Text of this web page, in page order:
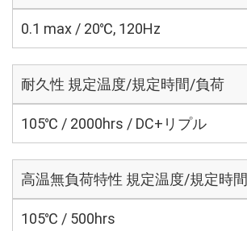
0.1 max / 20℃, 120Hz
耐久性 規定温度/規定時間/負荷
105℃ / 2000hrs / DC+リプル
高温無負荷特性 規定温度/規定時間
105℃ / 500hrs